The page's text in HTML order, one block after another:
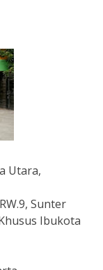
Utara,
Sunter
Ibukota